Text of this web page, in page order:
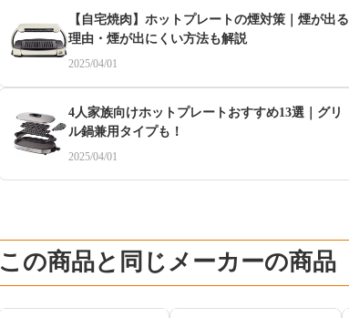
【自宅焼肉】ホットプレートの煙対策｜煙が出る
理由・煙が出にくい方法も解説
2025/04/01
4人家族向けホットプレートおすすめ13選｜グリ
ル鍋兼用タイプも！
2025/04/01
この商品と同じメーカーの商品